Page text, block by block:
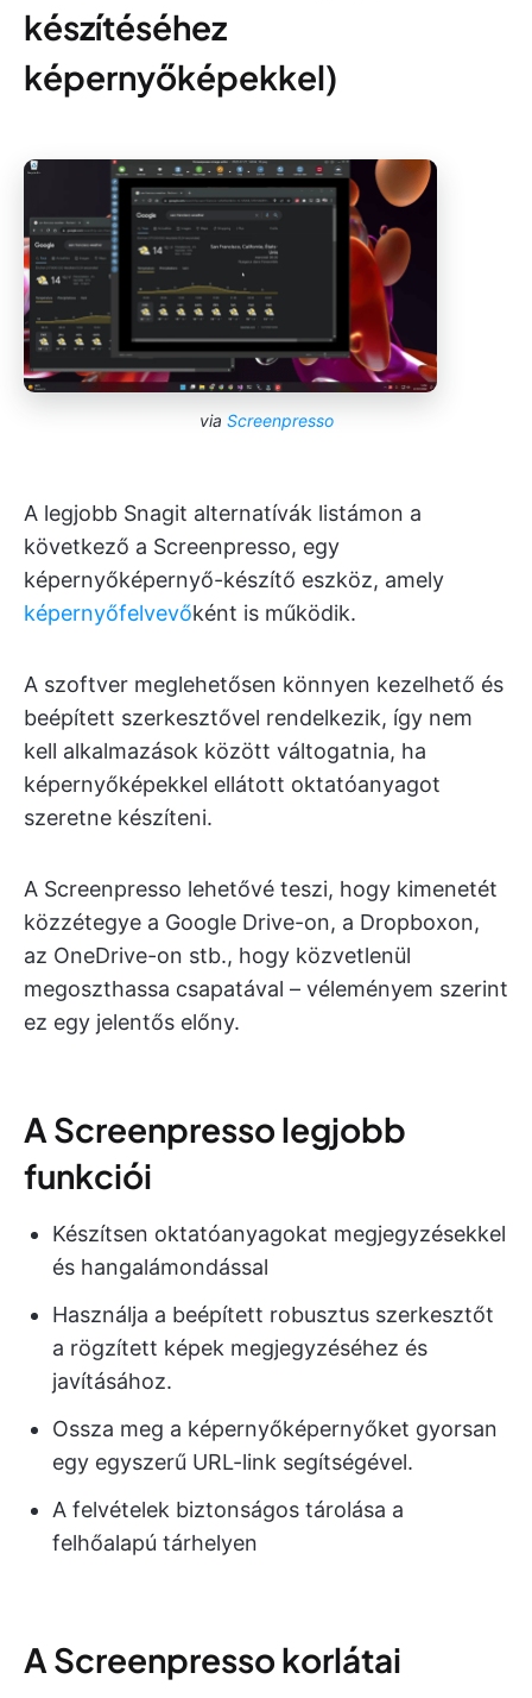
készítéséhez
képernyőképekkel)
via Screenpresso
A legjobb Snagit alternatívák listámon a
következő a Screenpresso, egy
képernyőképernyő-készítő eszköz, amely
képernyőfelvevőként is működik.
A szoftver meglehetősen könnyen kezelhető és
beépített szerkesztővel rendelkezik, így nem
kell alkalmazások között váltogatnia, ha
képernyőképekkel ellátott oktatóanyagot
szeretne készíteni.
A Screenpresso lehetővé teszi, hogy kimenetét
közzétegye a Google Drive-on, a Dropboxon,
az OneDrive-on stb., hogy közvetlenül
megoszthassa csapatával – véleményem szerint
ez egy jelentős előny.
A Screenpresso legjobb
funkciói
Készítsen oktatóanyagokat megjegyzésekkel
és hangalámondással
Használja a beépített robusztus szerkesztőt
a rögzített képek megjegyzéséhez és
javításához.
Ossza meg a képernyőképernyőket gyorsan
egy egyszerű URL-link segítségével.
A felvételek biztonságos tárolása a
felhőalapú tárhelyen
A Screenpresso korlátai